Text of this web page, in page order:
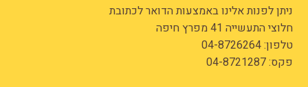
ניתן לפנות אלינו באמצעות הדואר לכתובת
חלוצי התעשייה 41 מפרץ חיפה
טלפון:04-8726264
פקס: 04-8721287